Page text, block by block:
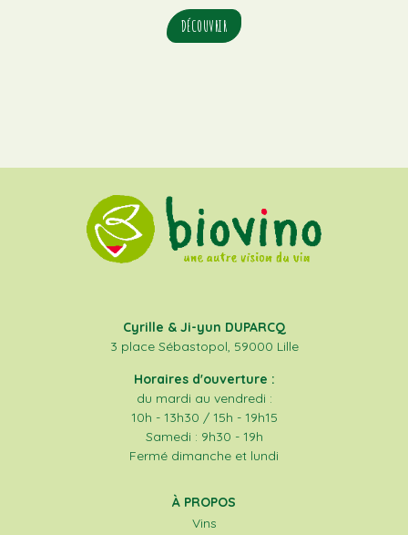
DÉCOUVRIR
Cyrille & Ji-yun DUPARCQ
3 place Sébastopol, 59000 Lille
Horaires d'ouverture :
du mardi au vendredi :
10h - 13h30 / 15h - 19h15
Samedi : 9h30 - 19h
Fermé dimanche et lundi
À PROPOS
Vins